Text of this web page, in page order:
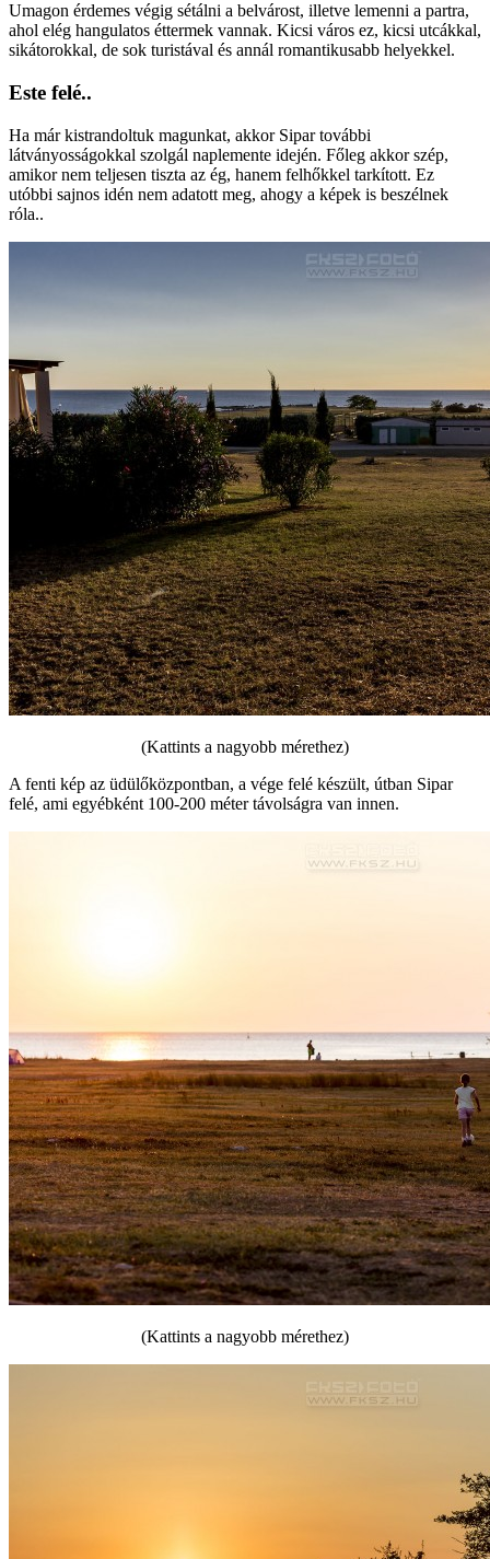
Umagon érdemes végig sétálni a belvárost, illetve lemenni a partra,
ahol elég hangulatos éttermek vannak. Kicsi város ez, kicsi utcákkal,
sikátorokkal, de sok turistával és annál romantikusabb helyekkel.
Este felé..
Ha már kistrandoltuk magunkat, akkor Sipar további
látványosságokkal szolgál naplemente idején. Főleg akkor szép,
amikor nem teljesen tiszta az ég, hanem felhőkkel tarkított. Ez
utóbbi sajnos idén nem adatott meg, ahogy a képek is beszélnek
róla..
(Kattints a nagyobb mérethez)
A fenti kép az üdülőközpontban, a vége felé készült, útban Sipar
felé, ami egyébként 100-200 méter távolságra van innen.
(Kattints a nagyobb mérethez)